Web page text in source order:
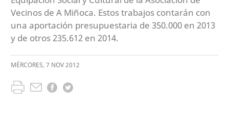
Vecinos de A Miñoca. Estos trabajos contarán con
una aportación presupuestaria de 350.000 en 2013
y de otros 235.612 en 2014.
MÉRCORES, 7 NOV2012